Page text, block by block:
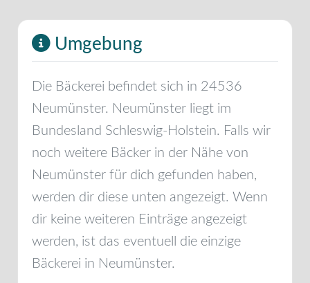
Umgebung
Die Bäckerei befindet sich in 24536
Neumünster. Neumünster liegt im
Bundesland Schleswig-Holstein. Falls wir
noch weitere Bäcker in der Nähe von
Neumünster für dich gefunden haben,
werden dir diese unten angezeigt. Wenn
dir keine weiteren Einträge angezeigt
werden, ist das eventuell die einzige
Bäckerei in Neumünster.